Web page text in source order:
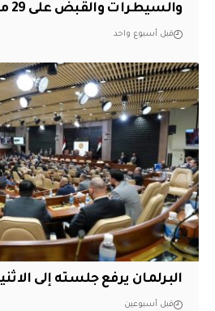
والسيطرات والقبض على 29 مطلوباً
قبل أسبوع واحد
البرلمان يرفع جلسته إلى
قبل أسبوعين